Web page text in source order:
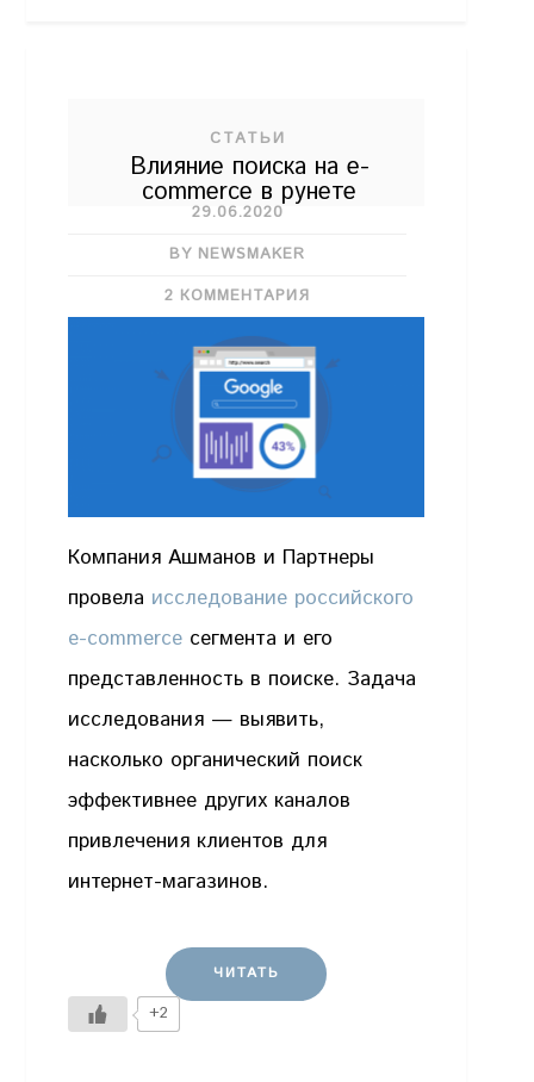
СТАТЬИ
Влияние поиска на e-
commerce в рунете
29.06.2020
BY NEWSMAKER
2 КОММЕНТАРИЯ
Компания Ашманов и Партнеры
провела исследование российского
e-commerce сегмента и его
представленность в поиске. Задача
исследования — выявить,
насколько органический поиск
эффективнее других каналов
привлечения клиентов для
интернет-магазинов.
ЧИТАТЬ
+2